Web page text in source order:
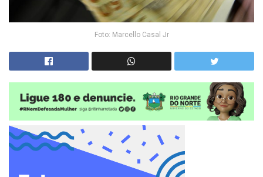
Foto: Marcello Casal Jr